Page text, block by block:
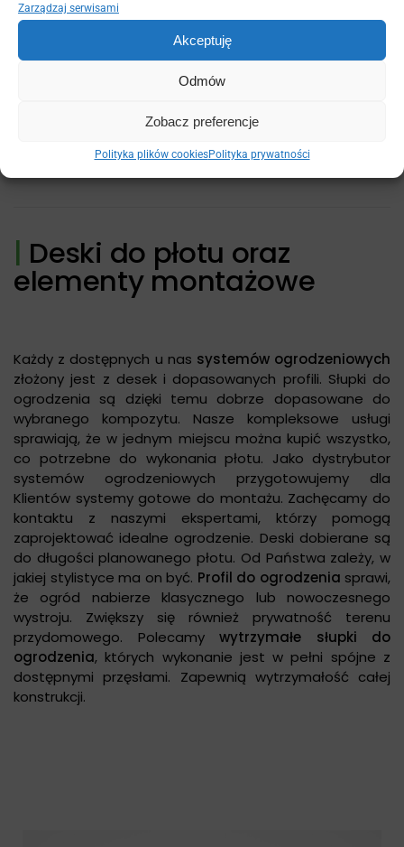
Zarządzaj serwisami
Akceptuję
Odmów
Zobacz preferencje
Polityka plików cookiesPolityka prywatności
| Deski do płotu oraz
elementy montażowe
Każdy z dostępnych u nas systemów ogrodzeniowych
złożony jest z desek i dopasowanych profili. Słupki do
ogrodzenia są dzięki temu dobrze dopasowane do
wybranego kompozytu. Nasze kompleksowe usługi
sprawiają, że w jednym miejscu można kupić wszystko,
co potrzebne do wykonania płotu. Jako dystrybutor
systemów ogrodzeniowych przygotowujemy dla
Klientów systemy gotowe do montażu. Zachęcamy do
kontaktu z naszymi ekspertami, którzy pomogą
zaprojektować idealne ogrodzenie. Deski dobierane są
do długości planowanego płotu. Od Państwa zależy, w
jakiej stylistyce ma on być. Profil do ogrodzenia sprawi,
że ogród nabierze klasycznego lub nowoczesnego
wystroju. Zwiększy się również prywatność terenu
przydomowego. Polecamy wytrzymałe słupki do
ogrodzenia, których wykonanie jest w pełni spójne z
dostępnymi przęsłami. Zapewnią wytrzymałość całej
konstrukcji.